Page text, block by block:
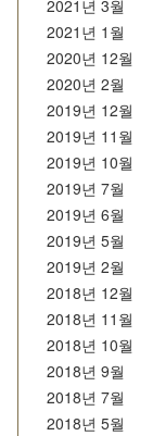
2021년 3월
2021년 1월
2020년 12월
2020년 2월
2019년 12월
2019년 11월
2019년 10월
2019년 7월
2019년 6월
2019년 5월
2019년 2월
2018년 12월
2018년 11월
2018년 10월
2018년 9월
2018년 7월
2018년 5월